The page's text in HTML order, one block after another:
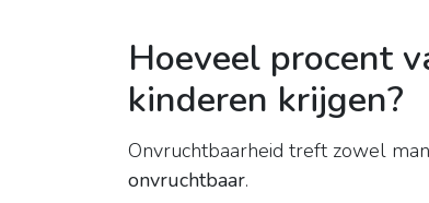
Hoeveel procent
kinderen krijgen?
Onvruchtbaarheid treft zowel
onvruchtbaar.